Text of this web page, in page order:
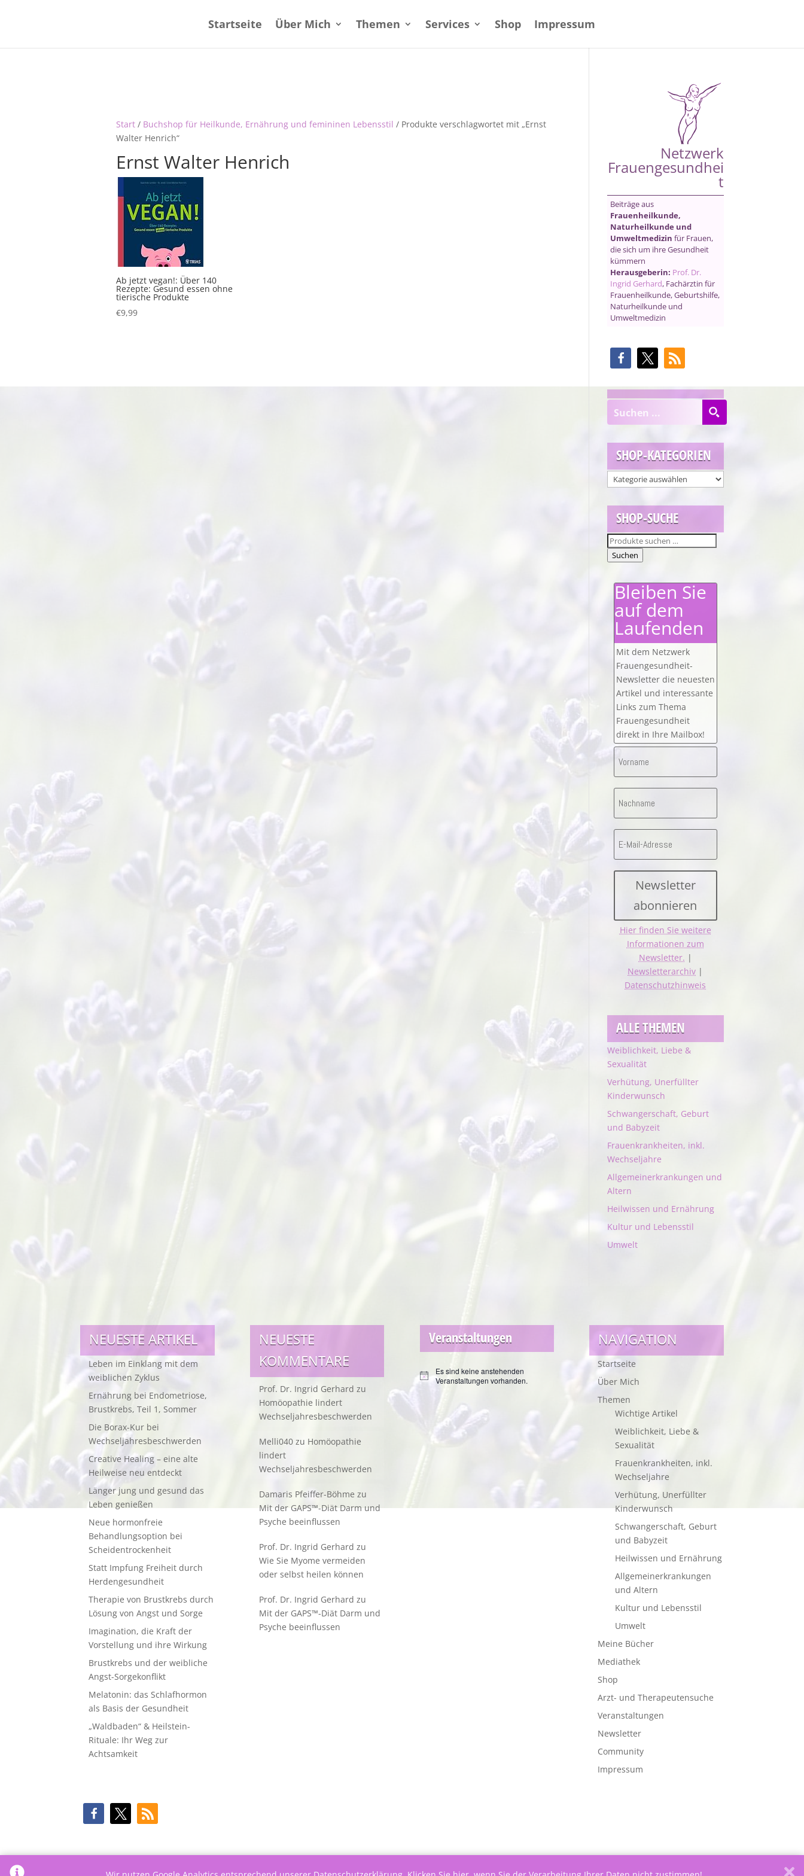
Startseite Über Mich Themen Services Shop Impressum
Start/ Buchshop für Heilkunde, Ernährung und femininen Lebensstil / Produkte verschlagwortet mit „Ernst
Walter Henrich“
Ernst Walter Henrich
Ab jetzt vegan!: Über 140
Rezepte: Gesund essen ohne
tierische Produkte
€9,99
Netzwerk
Frauengesundhei
t
Beiträge aus
Frauenheilkunde,
Naturheilkunde und
Umweltmedizin für Frauen,
die sich um ihre Gesundheit
kümmern
Herausgeberin: Prof. Dr.
Ingrid Gerhard, Fachärztin für
Frauenheilkunde, Geburtshilfe,
Naturheilkunde und
Umweltmedizin
SHOP-KATEGORIEN
SHOP-SUCHE
Suchen
nach:
Suchen
Bleiben Sie
auf dem
Laufenden
Mit dem Netzwerk
Frauengesundheit-
Newsletter die neuesten
Artikel und interessante
Links zum Thema
Frauengesundheit
direkt in Ihre Mailbox!
Newsletter
abonnieren
Hier finden Sie weitere
Informationen zum
Newsletter. |
Newsletterarchiv |
Datenschutzhinweis
ALLE THEMEN
Weiblichkeit, Liebe &
Sexualität
Verhütung, Unerfüllter
Kinderwunsch
Schwangerschaft, Geburt
und Babyzeit
Frauenkrankheiten, inkl.
Wechseljahre
Allgemeinerkrankungen und
Altern
Heilwissen und Ernährung
Kultur und Lebensstil
Umwelt
NEUESTE ARTIKEL
Leben im Einklang mit dem
weiblichen Zyklus
Ernährung bei Endometriose,
Brustkrebs, Teil 1, Sommer
Die Borax-Kur bei
Wechseljahresbeschwerden
Creative Healing – eine alte
Heilweise neu entdeckt
Länger jung und gesund das
Leben genießen
Neue hormonfreie
Behandlungsoption bei
Scheidentrockenheit
Statt Impfung Freiheit durch
Herdengesundheit
Therapie von Brustkrebs durch
Lösung von Angst und Sorge
Imagination, die Kraft der
Vorstellung und ihre Wirkung
Brustkrebs und der weibliche
Angst-Sorgekonflikt
Melatonin: das Schlafhormon
als Basis der Gesundheit
„Waldbaden“ & Heilstein-
Rituale: Ihr Weg zur
Achtsamkeit
NEUESTE
KOMMENTARE
Prof. Dr. Ingrid Gerhard zu
Homöopathie lindert
Wechseljahresbeschwerden
Melli040zu Homöopathie
lindert
Wechseljahresbeschwerden
Damaris Pfeiffer-Böhme zu
Mit der GAPS™-Diät Darm und
Psyche beeinflussen
Prof. Dr. Ingrid Gerhard zu
Wie Sie Myome vermeiden
oder selbst heilen können
Prof. Dr. Ingrid Gerhard zu
Mit der GAPS™-Diät Darm und
Psyche beeinflussen
Veranstaltungen
Hinweis
Es sind keine anstehenden
Veranstaltungen vorhanden.
NAVIGATION
Startseite
Über Mich
Themen
Wichtige Artikel
Weiblichkeit, Liebe &
Sexualität
Frauenkrankheiten, inkl.
Wechseljahre
Verhütung, Unerfüllter
Kinderwunsch
Schwangerschaft, Geburt
und Babyzeit
Heilwissen und Ernährung
Allgemeinerkrankungen
und Altern
Kultur und Lebensstil
Umwelt
Meine Bücher
Mediathek
Shop
Arzt- und Therapeutensuche
Veranstaltungen
Newsletter
Community
Impressum